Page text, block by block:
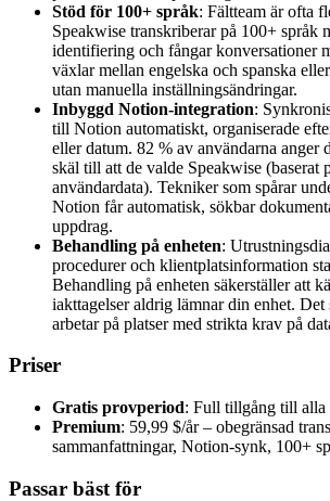
Stöd för 100+ språk: Fältteam är ofta
Speakwise transkriberar på 100+ språk
identifiering och fångar konversationer
växlar mellan engelska och spanska
utan manuella inställningsändringar.
Inbyggd Notion-integration:
till Notion automatiskt, organiserade
eller datum. 82 % av användarna anger
skäl till att de valde Speakwise (baserat
användardata). Tekniker som spårar
Notion får automatisk, sökbar
uppdrag.
Behandling på enheten:
procedurer och klientplatsinformation
Behandling på enheten säkerställer att
iakttagelser aldrig lämnar din enhet. Det
arbetar på platser med strikta krav på
Priser
Gratis provperiod: Full tillgång till alla
Premium: 59,99 $/år – obegränsad
sammanfattningar, Notion-synk, 100+
Passar bäst för